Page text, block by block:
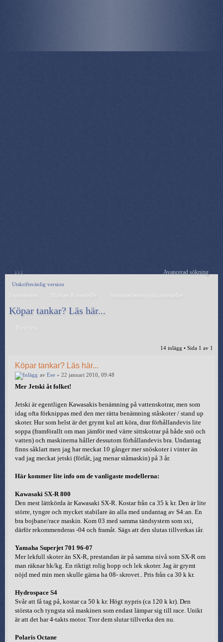
↓↓↓ Avancerad sökning
Utskriftsvänlig version
Forumindex Märken & modeller Sammanfattning olika modeller
Köpar tankar? Läs här...
Besvara
14 inlägg • Sida 1 av 1
Köpar tankar? Läs här...
av Eee » 22 januari 2010, 09:48
Mer Jetski åt folket!
Jetski är egentligen Kawasakis benämning på vattenskotrar, men som
idag ofta förknippas med den mer rätta benämning ståskoter / stand up
skoter. Hur som helst är det grymt kul att köra, drar förhållandevis lite
soppa (framförallt om man jämför med värre sittskotrar på både snö och
vatten) och maskinerna håller dessutom förhållandevis bra. Undantag
finns såklart men jag har meckat 10 gånger mer snöskoter i vinter än
vad jag meckat jetski (förlåt, jag menar ståmaskin) på 3 år.
Här kommer lite info om de vanligaste modellerna:
Kawasaki SX-R 800
Den mest lättkörda är Kawasaki SX-R. Kostar från ca 35 k kr. Den är lite
större, tyngre och mycket stabilare än alla med undantag av S4:an. En
bra bojbane/race maskin. Kom 03 med samma tändsystem som sxi,
därför rekommenderas -04 och framåt. Sägs att den slutas tillverkas iår.
Yamaha Superjet 701 96-07
Mer lekfull skoter än SX-R, prestandan är på samma nivå som SX-R om
man räknar hk/kg. En riktigt rolig hopp och lek skoter. Jag är grymt
nöjd med min men skulle gärna ha 08- skrovet.. Pris från ca 30 k kr.
Hydrospace S4
Svår att få tag på, kostar ca 50 k kr. Högt nypris (ca 120 k kr). Den
största och tyngsta stå maskinen som endast lämpar sig till race. Unikt
är att det har 4-takts motor. Tror dem slutar tillverka den nu.
Polaris Octane